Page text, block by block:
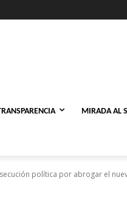
MIRADA AL
política por abrogar el